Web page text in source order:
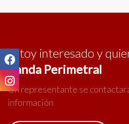
Estoy interesado y
Banda Perimetral
Un representante se
información